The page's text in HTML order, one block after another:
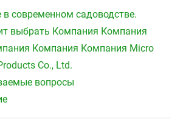
современном садоводстве.
выбрать Компания Компания
Компания Компания Micro
Co., Ltd.
вопросы